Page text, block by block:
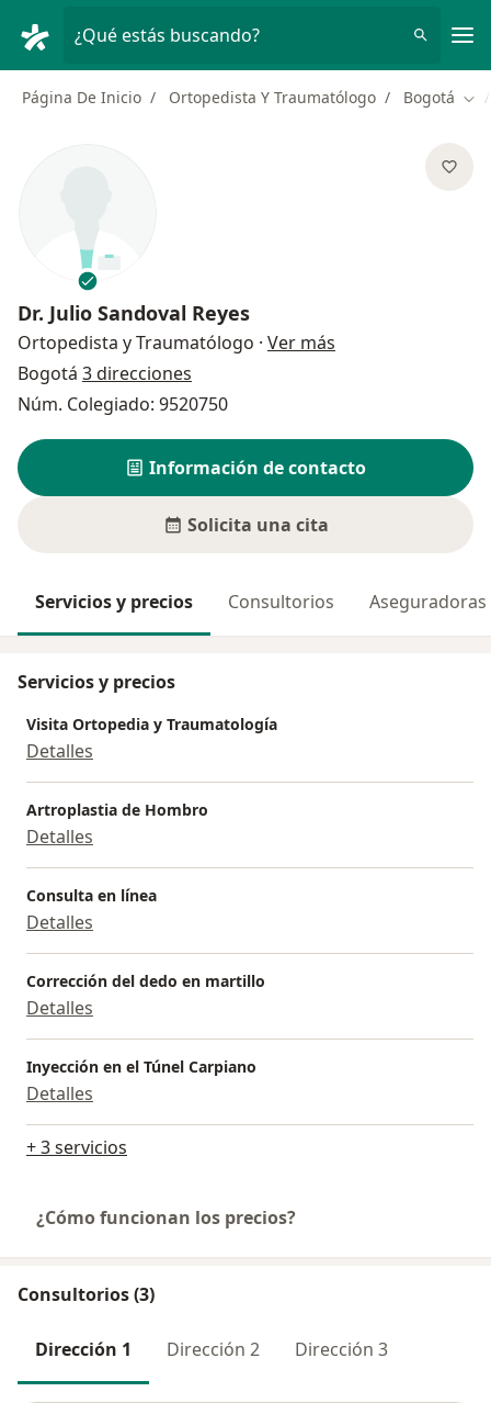
¿Qué estás buscando?
Página De Inicio Ortopedista Y Traumatólogo Bogotá
Dr. Julio Sandoval Reyes
Ortopedista y Traumatólogo · Ver más
Bogotá 3 direcciones
Núm. Colegiado: 9520750
Información de contacto
Solicita una cita
Servicios y precios Consultorios Aseguradoras
Servicios y precios
Visita Ortopedia y Traumatología
Detalles
Artroplastia de Hombro
Detalles
Consulta en línea
Detalles
Corrección del dedo en martillo
Detalles
Inyección en el Túnel Carpiano
Detalles
+ 3 servicios
¿Cómo funcionan los precios?
Consultorios (3)
Dirección 1 Dirección 2 Dirección 3